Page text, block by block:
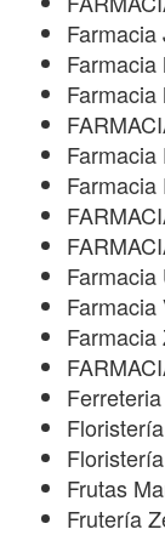
Farmacia
Farmacia
Frutas
Frutería